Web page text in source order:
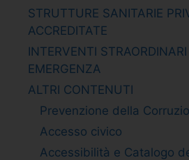
STRUTTURE SANITARIE
ACCREDITATE
INTERVENTI STRAORDINARI
EMERGENZA
ALTRI CONTENUTI
Prevenzione della
Accesso civico
Accessibilità e Catalogo